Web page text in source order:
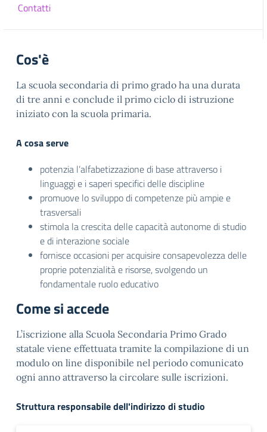
Contatti
Cos'è
La scuola secondaria di primo grado ha una durata
di tre anni e conclude il primo ciclo di istruzione
iniziato con la scuola primaria.
A cosa serve
potenzia l’alfabetizzazione di base attraverso i
linguaggi e i saperi specifici delle discipline
promuove lo sviluppo di competenze più ampie e
trasversali
stimola la crescita delle capacità autonome di studio
e di interazione sociale
fornisce occasioni per acquisire consapevolezza delle
proprie potenzialità e risorse, svolgendo un
fondamentale ruolo educativo
Come si accede
L’iscrizione alla Scuola Secondaria Primo Grado
statale viene effettuata tramite la compilazione di un
modulo on line disponibile nel periodo comunicato
ogni anno attraverso la circolare sulle iscrizioni.
Struttura responsabile dell'indirizzo di studio